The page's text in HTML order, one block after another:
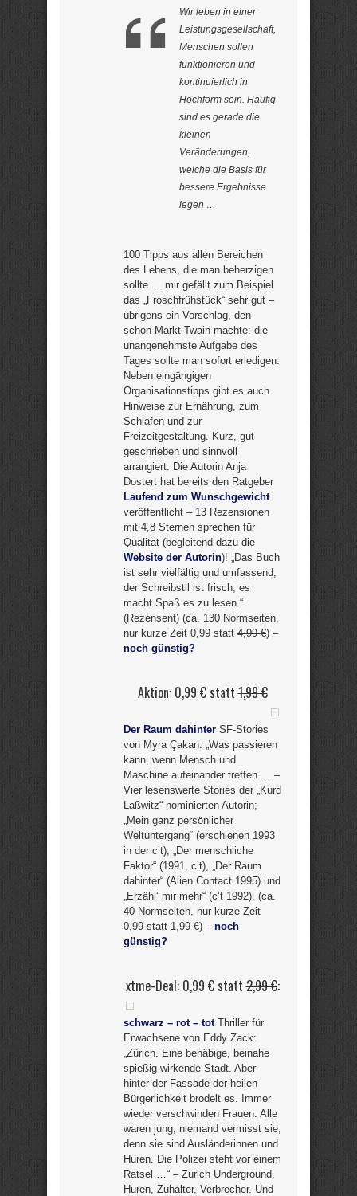
Wir leben in einer
Leistungsgesellschaft,
Menschen sollen
funktionieren und
kontinuierlich in
Hochform sein. Häufig
sind es gerade die
kleinen
Veränderungen,
welche die Basis für
bessere Ergebnisse
legen …
100 Tipps aus allen Bereichen
des Lebens, die man beherzigen
sollte … mir gefällt zum Beispiel
das „Froschfrühstück“ sehr gut –
übrigens ein Vorschlag, den
schon Markt Twain machte: die
unangenehmste Aufgabe des
Tages sollte man sofort erledigen.
Neben eingängigen
Organisationstipps gibt es auch
Hinweise zur Ernährung, zum
Schlafen und zur
Freizeitgestaltung. Kurz, gut
geschrieben und sinnvoll
arrangiert. Die Autorin Anja
Dostert hat bereits den Ratgeber
Laufend zum Wunschgewicht
veröffentlicht – 13 Rezensionen
mit 4,8 Sternen sprechen für
Qualität (begleitend dazu die
Website der Autorin)! „Das Buch
ist sehr vielfältig und umfassend,
der Schreibstil ist frisch, es
macht Spaß es zu lesen.“
(Rezensent) (ca. 130 Normseiten,
nur kurze Zeit 0,99 statt 4,99 €) –
noch günstig?
Aktion: 0,99 € statt1,99 €
Der Raum dahinter SF-Stories
von Myra Çakan: „Was passieren
kann, wenn Mensch und
Maschine aufeinander treffen … –
Vier lesenswerte Stories der „Kurd
Laßwitz“-nominierten Autorin;
„Mein ganz persönlicher
Weltuntergang“ (erschienen 1993
in der c’t); „Der menschliche
Faktor“ (1991, c’t), „Der Raum
dahinter“ (Alien Contact 1995) und
„Erzähl‘ mir mehr“ (c’t 1992). (ca.
40 Normseiten, nur kurze Zeit
0,99 statt 1,99 €) – noch
günstig?
xtme-Deal: 0,99 € statt2,99 €:
schwarz – rot – totThriller für
Erwachsene von Eddy Zack:
„Zürich. Eine behäbige, beinahe
spießig wirkende Stadt. Aber
hinter der Fassade der heilen
Bürgerlichkeit brodelt es. Immer
wieder verschwinden Frauen. Alle
waren jung, niemand vermisst sie,
denn sie sind Ausländerinnen und
Huren. Die Polizei steht vor einem
Rätsel …“ – Zürich Underground.
Huren, Zuhälter, Verbrecher. Und